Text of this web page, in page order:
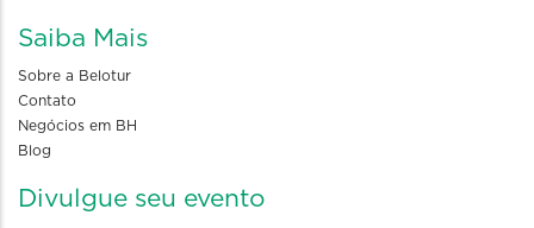
Saiba Mais
Sobre a Belotur
Contato
Negócios em BH
Blog
Divulgue seu evento